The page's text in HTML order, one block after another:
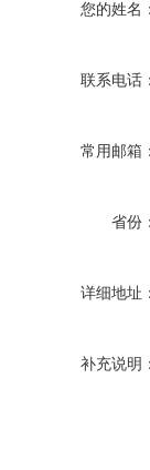
您的姓名
联系电话
常用邮箱
省份
详细地址
补充说明